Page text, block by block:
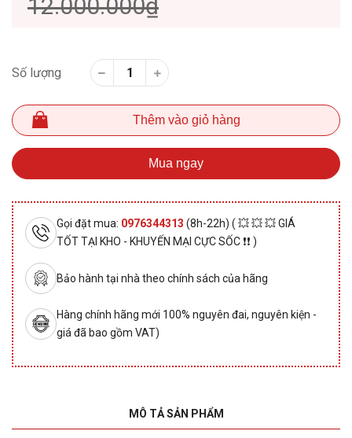
12.000.000₫
Số lượng
Thêm vào giỏ hàng
Mua ngay
Gọi đặt mua: 0976344313 (8h-22h) ( 💥 💥 💥 GIÁ
TỐT TẠI KHO - KHUYẾN MẠI CỰC SỐC ❗❗ )
Bảo hành tại nhà theo chính sách của hãng
Hàng chính hãng mới 100% nguyên đai, nguyên kiện -
giá đã bao gồm VAT)
MÔ TẢ SẢN PHẨM